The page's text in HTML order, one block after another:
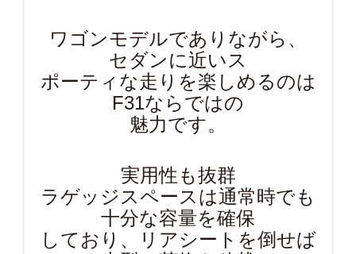
ワゴンモデルでありながら、
セダンに近いス
ポーティな走りを楽しめるのは
F31ならではの
魅力です。
実用性も抜群
ラゲッジスペースは通常時でも
十分な容量を確保
しており、リアシートを倒せば